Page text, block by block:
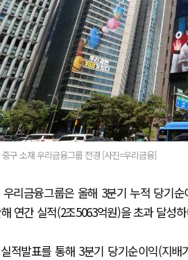
중구 소재 우리금융그룹 전경 [사진=우리금융]
리금융그룹은 올해 3분기 누적 당기
연간 실적(2조5063억원)을 초과 달성
적발표를 통해 3분기 당기순이익(지